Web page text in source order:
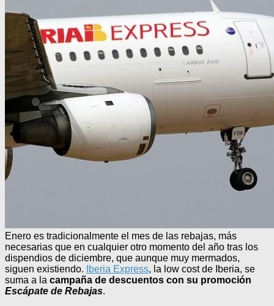
Enero es tradicionalmente el mes de las rebajas, más
necesarias que en cualquier otro momento del año tras los
dispendios de diciembre, que aunque muy mermados,
siguen existiendo.
Iberia Express, la low cost de Iberia, se
suma a la campaña de descuentos con su promoción
Escápate de Rebajas.